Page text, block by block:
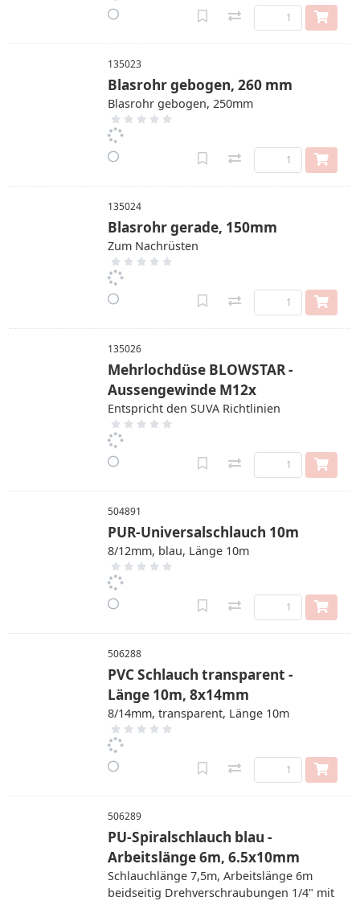
135023
Blasrohr gebogen, 260 mm
Blasrohr gebogen, 250mm
135024
Blasrohr gerade, 150mm
Zum Nachrüsten
135026
Mehrlochdüse BLOWSTAR -
Aussengewinde M12x
Entspricht den SUVA Richtlinien
504891
PUR-Universalschlauch 10m
8/12mm, blau, Länge 10m
506288
PVC Schlauch transparent -
Länge 10m, 8x14mm
8/14mm, transparent, Länge 10m
506289
PU-Spiralschlauch blau -
Arbeitslänge 6m, 6.5x10mm
Schlauchlänge 7,5m, Arbeitslänge 6m
beidseitig Drehverschraubungen 1/4" mit